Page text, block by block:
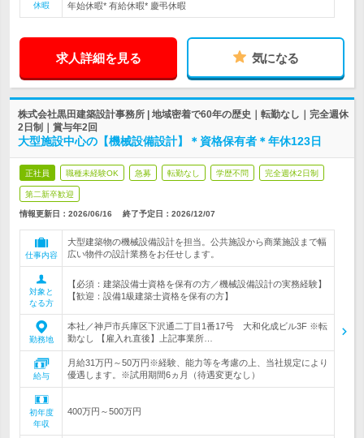
休暇
年始休暇* 有給休暇* 慶弔休暇
求人詳細を見る 気になる
株式会社黒田建築設計事務所 | 地域密着で60年の歴史｜転勤なし｜完全週休
2日制｜賞与年2回
大型施設中心の【機械設備設計】＊資格保有者＊年休123日
正社員 職種未経験OK 急募 転勤なし 学歴不問 完全週休2日制
第二新卒歓迎
情報更新日：2026/06/16 終了予定日： 2026/12/07
仕事内容
大型建築物の機械設備設計を担当。公共施設から商業施設まで幅
広い物件の設計業務をお任せします。
対象と
なる方
【必須：建築設備士資格を保有の方／機械設備設計の実務経験】
【歓迎：設備1級建築士資格を保有の方】
勤務地
本社／神戸市兵庫区下沢通二丁目1番17号 大和化成ビル3F ※転
勤なし 【雇入れ直後】上記事業所…
給与
月給31万円～50万円※経験、能力等を考慮の上、当社規定により
優遇します。※試用期間6ヵ月（待遇変更なし）
初年度
年収
400万円～500万円